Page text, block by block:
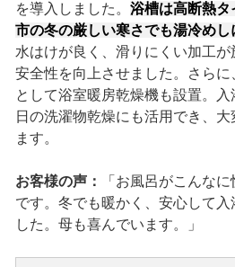
を導入しました。 浴槽は高断熱
市の冬の厳しい寒さでも湯冷めし
水はけが良く、滑りにくい加工が
安全性を向上させました。さら
として浴室暖房乾燥機も設置。
日の洗濯物乾燥にも活用でき、
ます。
お客様の声：
「お風呂がこんな
です。冬でも暖かく、安心して入
した。母も喜んでいます。」